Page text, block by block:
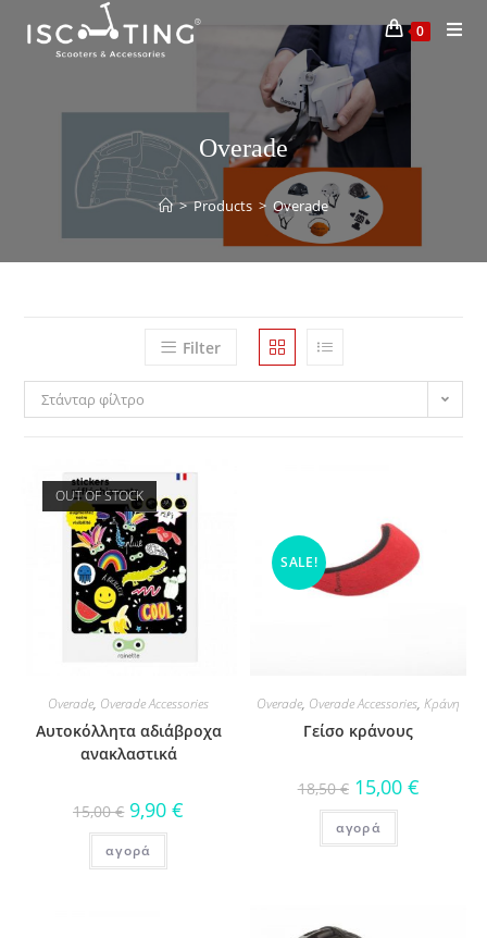
0
Overade
> Products > Overade
Filter
Στάνταρ φίλτρο
OUT OF STOCK
Overade, Overade Accessories
Αυτοκόλλητα αδιάβροχα
ανακλαστικά
15,00€ 9,90€
αγορά
SALE!
Overade, Overade Accessories,Κράνη
Γείσο κράνους
18,50€ 15,00 €
αγορά